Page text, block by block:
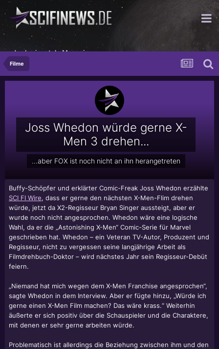
das horizontale Magazin
Filme
Joss Whedon würde gerne X-
Men 3 drehen...
...aber FOX ist noch nicht an ihn herangetreten
Buffy-Schöpfer und erklärter Comic-Freak Joss Whedon erzählte
SCI FI Wire, dass er gerne den nächsten X-Men-Flim drehen
würde, jetzt da X2-Regisseur Bryan Singer aussteigt, aber er
wurde noch nicht angesprochen. Whedon wäre eine logische
Wahl, da er die „Astonishing X-Men“ Comic-Serie für Marvel
geschrieben hat. Whedon – ein Veteran TV-Autor, Produzent und
Regisseur, nicht zu vergessen seine langjährige Arbeit als
Filmdrehbuch-Doktor – wird nächstes Jahr sein Regisseur-Debüt
feiern.
„Niemand hat mich wegen dem X-Men Franchise angesprochen“,
sagte Whedon in dem Interview. Aber er fügte hinzu, „Würde ich
gerne einen X-Men Film machen? Das wäre krass.“ Weiterhin
äußerte er sich positiv über die Schauspieler und die Charaktere,
mit denen er sehr gerne arbeiten würde.
Problematisch ist allerdings die Beziehung zwischen ihm und den